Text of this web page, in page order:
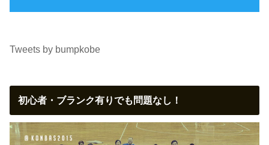
Tweets by bumpkobe
初心者・ブランク有りでも問題なし！